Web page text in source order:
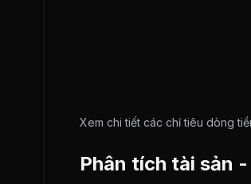
Xem chi tiết các chỉ tiêu dòng
Phân tích tài sản